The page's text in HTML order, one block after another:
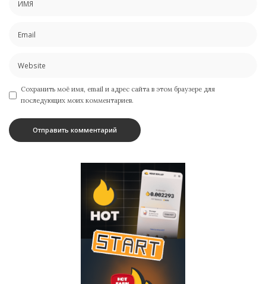
Сохранить моё имя, email и адрес сайта в этом браузере для
последующих моих комментариев.